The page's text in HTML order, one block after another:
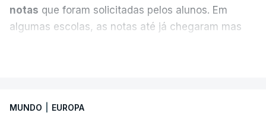
notas que foram solicitadas pelos alunos. Em
algumas escolas, as notas até já chegaram mas
tinha chegado o resultado de
MUNDO EUROPA